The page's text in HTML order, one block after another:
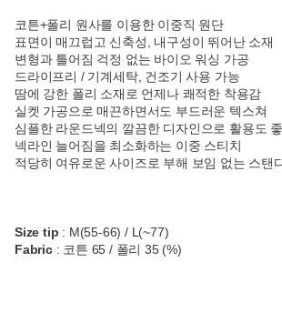
코튼+폴리 원사를 이용한 이중직 원단
표면이 매끄럽고 신축성, 내구성이 뛰어난 소재
변형과 틀어짐 걱정 없는 바이오 워싱 가공
드라이프리 / 기계세탁, 건조기 사용 가능
땀에 강한 폴리 소재로 언제나 쾌적한 착용감
실켓 가공으로 매끈하면서도 부드러운 텍스쳐
심플한 라운드넥의 깔끔한 디자인으로 활용도
넥라인 늘어짐을 최소화하는 이중 스티치
적당히 여유로운 사이즈로 부해 보임 없는 스탠
Size tip : M(55-66) / L(~77)
Fabric: 코튼 65 / 폴리 35 (%)